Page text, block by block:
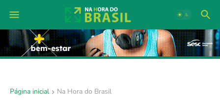
Página inicial Na Hora do Brasil